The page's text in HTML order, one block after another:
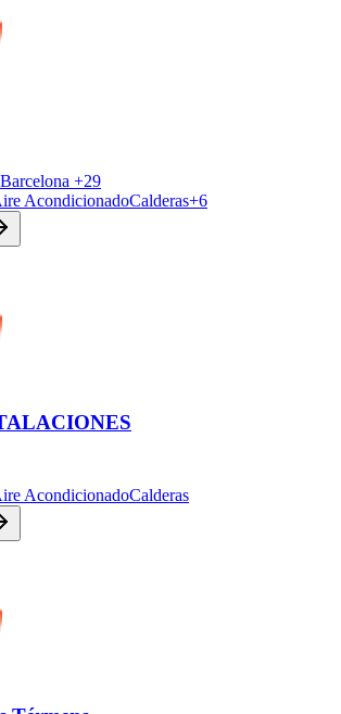
+29
AcondicionadoCalderas+6
AcondicionadoCalderas